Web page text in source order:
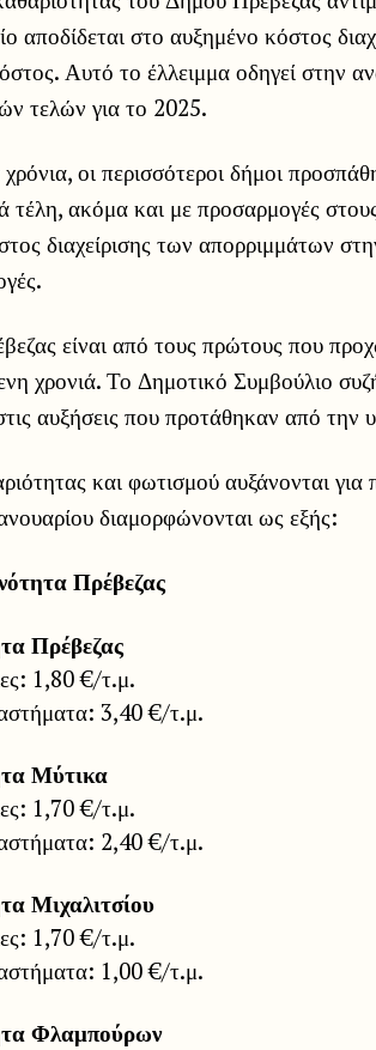
αποδίδεται στο αυξημένο κόστος
Αυτό το έλλειμμα οδηγεί στην
τελών για το 2025.
χρόνια, οι περισσότεροι δήμοι
τέλη, ακόμα και με προσαρμογές
διαχείρισης των απορριμμάτων
είναι από τους πρώτους που
χρονιά. Το Δημοτικό Συμβούλιο
αυξήσεις που προτάθηκαν από
και φωτισμού αυξάνονται για
διαμορφώνονται ως εξής:
Πρέβεζας
Πρέβεζας
1,80 €/τ.μ.
3,40 €/τ.μ.
Μύτικα
1,70 €/τ.μ.
2,40 €/τ.μ.
Μιχαλιτσίου
1,70 €/τ.μ.
1,00 €/τ.μ.
Φλαμπούρων